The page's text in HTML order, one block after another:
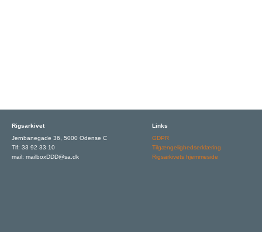
Rigsarkivet
Jernbanegade 36, 5000 Odense C
Tlf: 33 92 33 10
mail: mailboxDDD@sa.dk
Links
GDPR
Tilgængelighedserklæring
Rigsarkivets hjemmeside